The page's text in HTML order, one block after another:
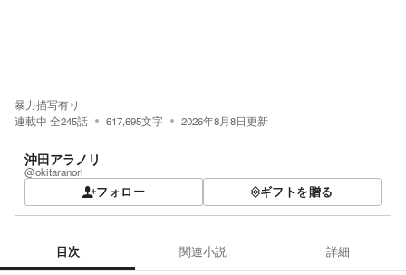
暴力描写有り
連載中 全245話 617,695文字 2026年8月8日更新
沖田アラノリ
@okitaranori
フォロー ギフトを贈る
目次 関連小説 詳細